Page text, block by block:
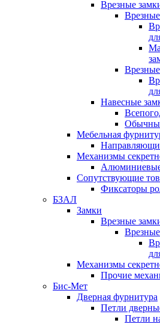
Врезные
Навесные
Мебельная
Механизмы
Алюминиевые
Сопутствующие
Фиксаторы
БЗАЛ
Замки
Врезные
Механизмы
Прочие
Бис-Мет
Дверная фурнитура
Петли
Петли